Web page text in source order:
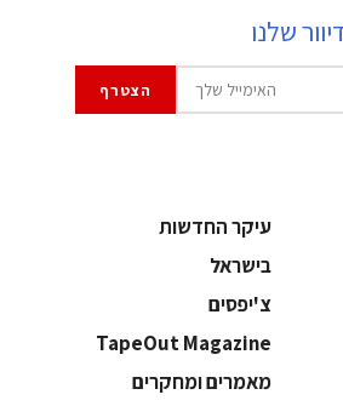
שלנו
עיקר החדשות
בישראל
צ'יפסים
TapeOut Magazine
מאמרים ומחקרים